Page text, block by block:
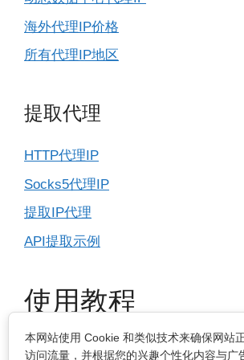
海外代理IP价格
所有代理IP地区
提取代理
HTTP代理IP
Socks5代理IP
提取IP代理
API提取示例
使用教程
IP基本设置
本网站使用 Cookie 和类似技术来确保网站
访问流量，并根据您的兴趣个性化内容与广